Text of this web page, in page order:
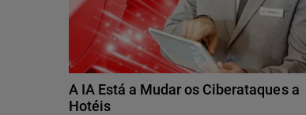
A IA Está a Mudar os Ciberataques a
Hotéis